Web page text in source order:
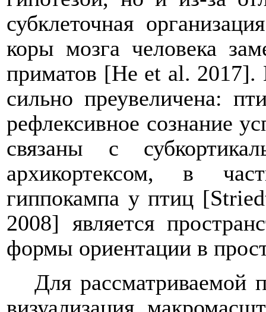
субклеточная
коры мозга человека
приматов [He et al. 2017].
сильно преувеличена:
рефлексивное сознание
связаны с
архикортексом, в
гиппокампа у птиц
2008] является
формы ориентации в
Для рассматриваемой